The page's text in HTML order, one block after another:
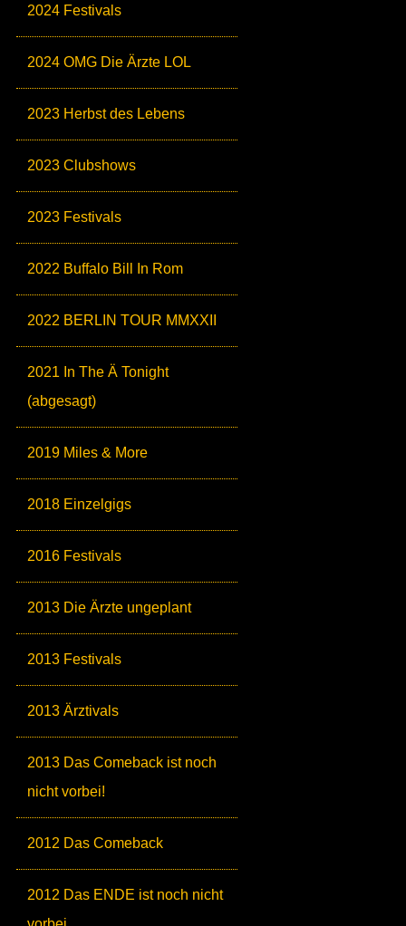
2024 Festivals
2024 OMG Die Ärzte LOL
2023 Herbst des Lebens
2023 Clubshows
2023 Festivals
2022 Buffalo Bill In Rom
2022 BERLIN TOUR MMXXII
2021 In The Ä Tonight
(abgesagt)
2019 Miles & More
2018 Einzelgigs
2016 Festivals
2013 Die Ärzte ungeplant
2013 Festivals
2013 Ärztivals
2013 Das Comeback ist noch
nicht vorbei!
2012 Das Comeback
2012 Das ENDE ist noch nicht